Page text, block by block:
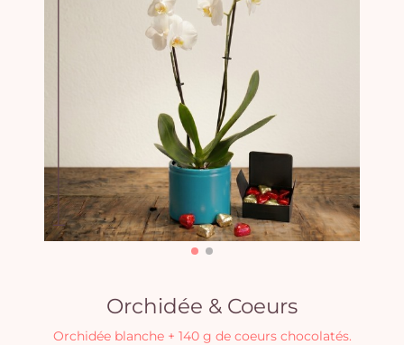
Orchidée & Coeurs
Orchidée blanche + 140 g de coeurs chocolatés.